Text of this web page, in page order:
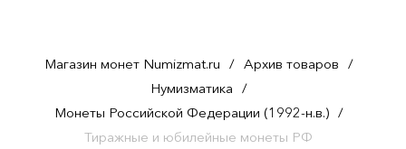
Магазин монет Numizmat.ru / Архив товаров /
Нумизматика /
Монеты Российской Федерации (1992-н.в.) /
Тиражные и юбилейные монеты РФ